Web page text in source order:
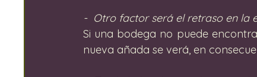
-  Otro factor será el retraso en la
Si una bodega no puede
nueva añada se verá, en